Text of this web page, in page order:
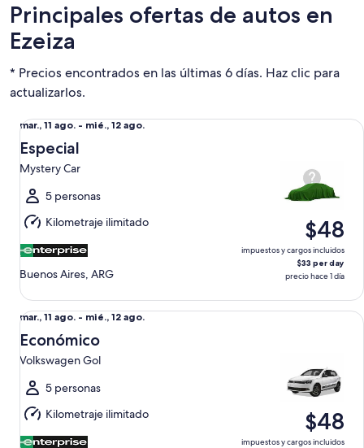
Principales ofertas de autos en
Ezeiza
* Precios encontrados en las últimas 6 días. Haz clic para
actualizarlos.
Del
mar.,
11
ago.
al
mié.,
12
ago.
mar., 11 ago. - mié., 12 ago.
Especial
Mystery Car
5 personas
Kilometraje ilimitado
Buenos Aires, ARG
$48
impuestos y cargos incluidos
$33 per day
precio hace 1 día
Especial Mystery Car
Del
mar.,
11
ago.
al
mié.,
12
ago.
mar., 11 ago. - mié., 12 ago.
Económico
Volkswagen Gol
5 personas
Kilometraje ilimitado
$48
impuestos y cargos incluidos
Económico Volkswagen Gol